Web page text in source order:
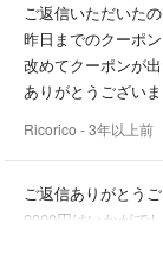
ご返信いただいたの
昨日までのクーポ
改めてクーポンが
ありがとうございま
Ricorico - 3年以上前
ご返信ありがとうご
9000円はいかがで